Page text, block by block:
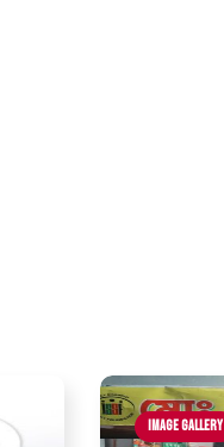
Image Gallery